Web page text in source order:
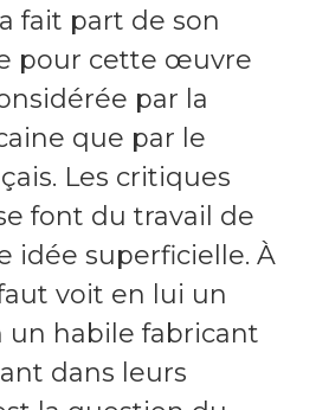
fait part de son
pour cette œuvre
par la
que par le
Les critiques
font du travail de
idée superficielle. À
voit en lui un
habile fabricant
dans leurs